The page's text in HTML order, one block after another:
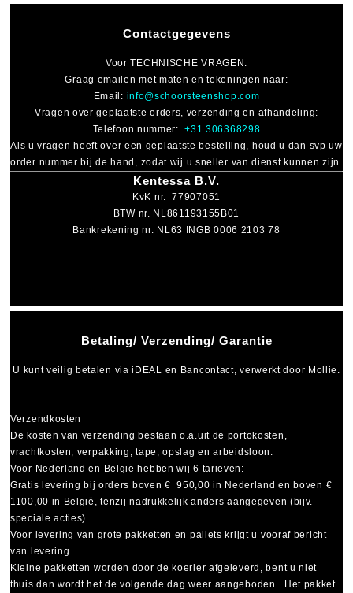
Betaling/ Verzending/ Garantie
U kunt veilig betalen viaiDEAL en Bancontact, verwerkt door Mollie.
Verzendkosten
De kosten van verzending bestaan o.a.uit de portokosten,
vrachtkosten, verpakking, tape, opslag en arbeidsloon.
Voor Nederland en België hebben wij 6 tarieven:
Gratis levering bij orders boven € 950,00 in Nederland en boven €
1100,00 in België, tenzij nadrukkelijk anders aangegeven (bijv.
speciale acties).
Voor levering van grote pakketten en pallets krijgt u vooraf bericht
van levering.
Kleine pakketten worden door de koerier afgeleverd, bent u niet
thuis dan wordt het de volgende dag weer aangeboden. Het pakket
Contactgegevens
VoorTECHNISCHE VRAGEN :
Graag emailen met maten en tekeningen naar:
Email: info@schoorsteenshop.com
Vragen over geplaatste orders, verzending en afhandeling:
Telefoon nummer:+31 306368298
Als u vragen heeft over een geplaatste bestelling, houd u dan svp uw
order nummer bij de hand, zodat wij u sneller van dienst kunnen zijn.
Kentessa B.V.
KvK nr. 77907051
BTW nr. NL861193155B01
Bankrekening nr. NL63 INGB 0006 2103 78